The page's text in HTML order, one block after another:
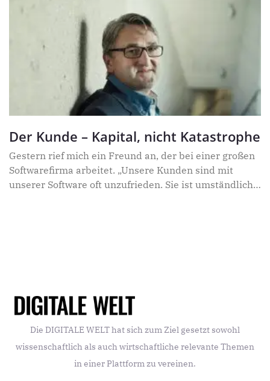
Der Kunde – Kapital, nicht Katastrophe
Gestern rief mich ein Freund an, der bei einer großen
Softwarefirma arbeitet. „Unsere Kunden sind mit
unserer Software oft unzufrieden. Sie ist umständlich,
Die DIGITALE WELT hat sich zum Ziel gesetzt sowohl
wissenschaftlich als auch wirtschaftliche relevante Themen
in einer Plattform zu vereinen.